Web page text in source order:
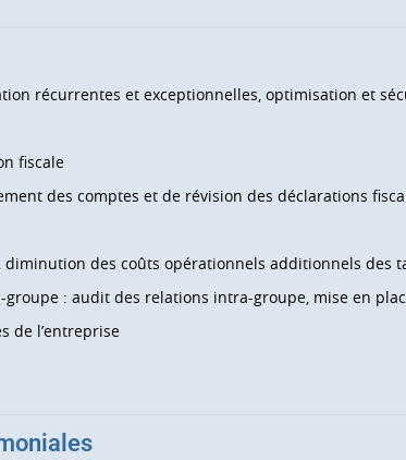
récurrentes et exceptionnelles, optimisation et
fiscale
des comptes et de révision des déclarations
des coûts opérationnels additionnels des
: audit des relations intra-groupe, mise en
de l’entreprise